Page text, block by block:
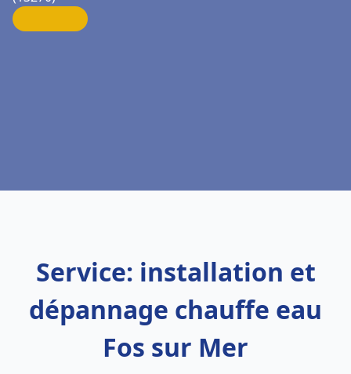
Service: installation et
dépannage chauffe eau
Fos sur Mer